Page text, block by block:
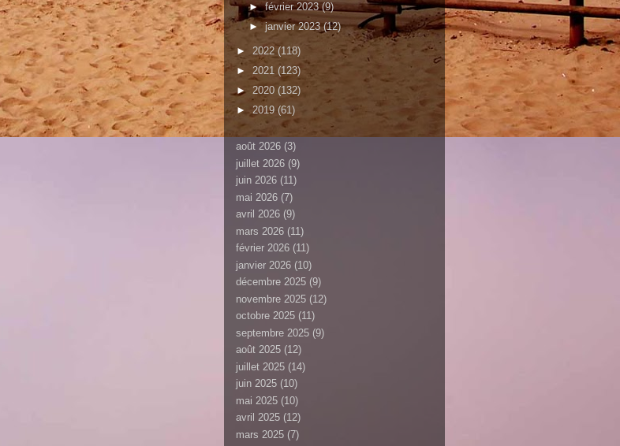
►février 2023(9)
► janvier 2023(12)
► 2022 (118)
► 2021 (123)
► 2020 (132)
► 2019 (61)
août 2026 (3)
juillet 2026 (9)
juin 2026 (11)
mai 2026 (7)
avril 2026 (9)
mars 2026 (11)
février 2026 (11)
janvier 2026 (10)
décembre 2025 (9)
novembre 2025 (12)
octobre 2025 (11)
septembre 2025 (9)
août 2025 (12)
juillet 2025 (14)
juin 2025 (10)
mai 2025 (10)
avril 2025 (12)
mars 2025 (7)